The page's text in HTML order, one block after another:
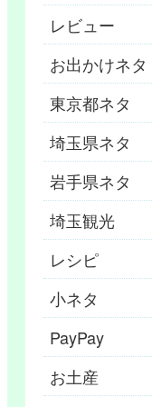
レビュー
お出かけネタ
東京都ネタ
埼玉県ネタ
岩手県ネタ
埼玉観光
レシピ
小ネタ
PayPay
お土産